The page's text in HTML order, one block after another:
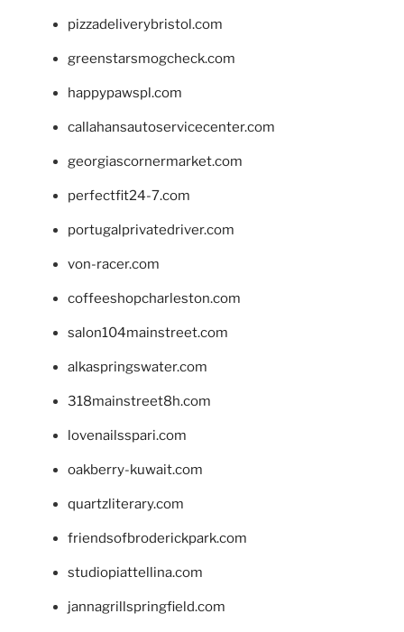
pizzadeliverybristol.com
greenstarsmogcheck.com
happypawspl.com
callahansautoservicecenter.com
georgiascornermarket.com
perfectfit24-7.com
portugalprivatedriver.com
von-racer.com
coffeeshopcharleston.com
salon104mainstreet.com
alkaspringswater.com
318mainstreet8h.com
lovenailsspari.com
oakberry-kuwait.com
quartzliterary.com
friendsofbroderickpark.com
studiopiattellina.com
jannagrillspringfield.com